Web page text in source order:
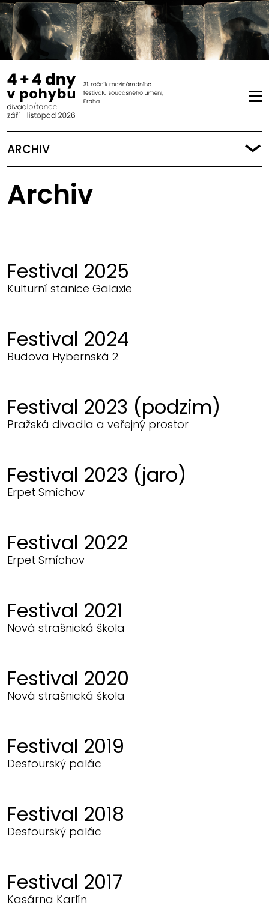
ARCHIV
Archiv
Festival 2025
Kulturní stanice Galaxie
Festival 2024
Budova Hybernská 2
Festival 2023 (podzim)
Pražská divadla a veřejný prostor
Festival 2023 (jaro)
Erpet Smíchov
Festival 2022
Erpet Smíchov
Festival 2021
Nová strašnická škola
Festival 2020
Nová strašnická škola
Festival 2019
Desfourský palác
Festival 2018
Desfourský palác
Festival 2017
Kasárna Karlín